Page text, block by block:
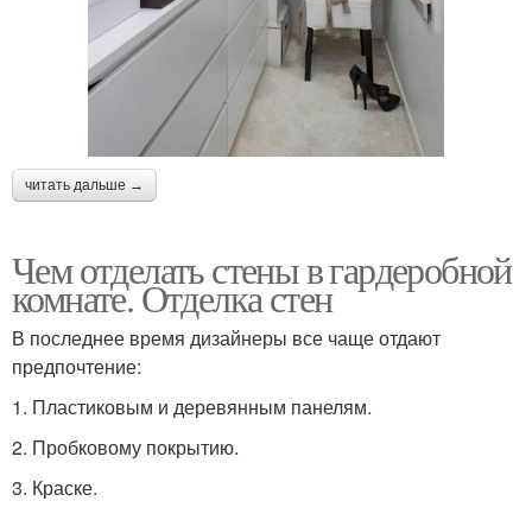
читать дальше →
Чем отделать стены в гардеробной
комнате. Отделка стен
В последнее время дизайнеры все чаще отдают
предпочтение:
1.​ Пластиковым и деревянным панелям.
2.​ Пробковому покрытию.
3.​ Краске.